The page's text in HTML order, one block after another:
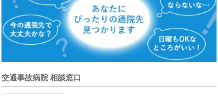
交通事故病院 相談窓口